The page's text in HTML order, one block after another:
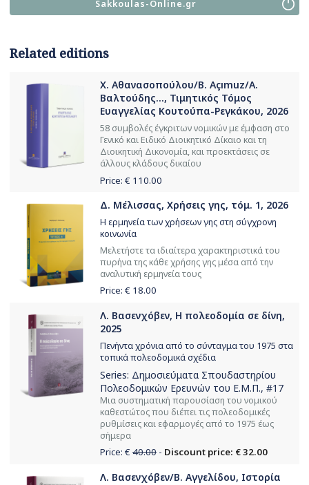
Sakkoulas-Online.gr
Related editions
Χ. Αθανασοπούλου/B. Açımuz/Α.
Βαλτούδης..., Τιμητικός Τόμος
Ευαγγελίας Κουτούπα-Ρεγκάκου, 2026
58 συμβολές έγκριτων νομικών με έμφαση στο
Γενικό και Ειδικό Διοικητικό Δίκαιο και τη
Διοικητική Δικονομία, και προεκτάσεις σε
άλλους κλάδους δικαίου
Price: € 110.00
Δ. Μέλισσας, Χρήσεις γης, τόμ. 1, 2026
Η ερμηνεία των χρήσεων γης στη σύγχρονη
κοινωνία
Μελετήστε τα ιδιαίτερα χαρακτηριστικά του
πυρήνα της κάθε χρήσης γης μέσα από την
αναλυτική ερμηνεία τους
Price: € 18.00
Λ. Βασενχόβεν, Η πολεοδομία σε δίνη,
2025
Πενήντα χρόνια από το σύνταγμα του 1975 στα
τοπικά πολεοδομικά σχέδια
Series: Δημοσιεύματα Σπουδαστηρίου
Πολεοδομικών Ερευνών του Ε.Μ.Π., #17
Μια συστηματική παρουσίαση του νομικού
καθεστώτος που διέπει τις πολεοδομικές
ρυθμίσεις και εφαρμογές από το 1975 έως
σήμερα
Price: € 40.00 - Discount price: € 32.00
Λ. Βασενχόβεν/Β. Αγγελίδου, Ιστορία